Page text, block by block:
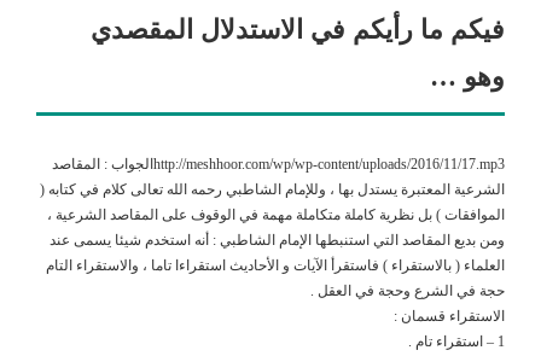
فيكم ما رأيكم في الاستدلال المقصدي
وهو …
http://meshhoor.com/wp/wp-content/uploads/2016/11/17.mp3الجواب : المقاصد
الشرعية المعتبرة يستدل بها ، وللإمام الشاطبي رحمه الله تعالى كلام في كتابه (
الموافقات ) بل نظرية كاملة متكاملة مهمة في الوقوف على المقاصد الشرعية ،
ومن بديع المقاصد التي استنبطها الإمام الشاطبي : أنه استخدم شيئا يسمى عند
العلماء ( بالاستقراء ) فاستقرأ الآيات و الأحاديث استقراءا تاما ، والاستقراء التام
حجة في الشرع وحجة في العقل .
الاستقراء قسمان :
1 – استقراء تام .